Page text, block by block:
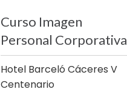
Curso Imagen
Personal Corporativa
Hotel Barceló Cáceres V
Centenario